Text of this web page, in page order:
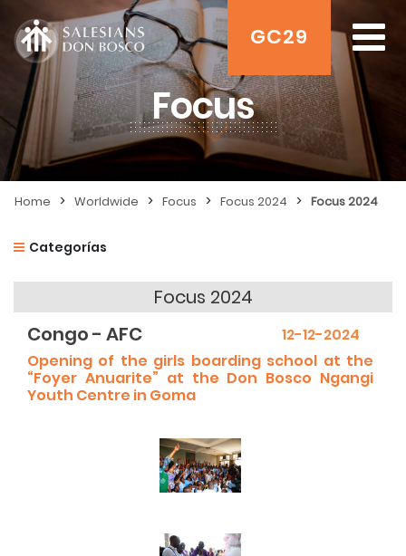
GC29
Focus
Home > Worldwide > Focus > Focus 2024 > Focus 2024
Categorías
Focus 2024
Congo - AFC
12-12-2024
Opening of the girls boarding school at the
“Foyer Anuarite” at the Don Bosco Ngangi
Youth Centre in Goma